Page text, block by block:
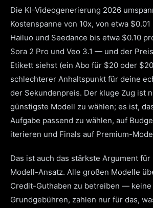
Die KI-Videogenerierung 2026
Kostenspanne von 10x, von etwa
Hailuo und Seedance bis etwa $0.10
Sora 2 Pro und Veo 3.1 — und der
Etikett siehst (ein Abo für $20 oder
schlechterer Anhaltspunkt für deine
der Sekundenpreis. Der kluge Zug ist
günstigste Modell zu wählen; es ist,
Aufgabe passend zu wählen, auf
iterieren und Finals auf Premium-
Das ist auch das stärkste Argument
Modell-Ansatz. Alle großen Modelle
Credit-Guthaben zu betreiben — keine
Grundgebühren, zahlen nur für das,